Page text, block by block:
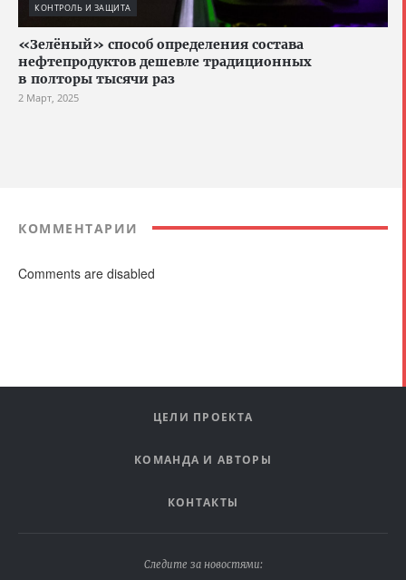
КОНТРОЛЬ И ЗАЩИТА
«Зелёный» способ определения состава
нефтепродуктов дешевле традиционных
в полторы тысячи раз
2 Март, 2025
КОММЕНТАРИИ
Comments are disabled
ЦЕЛИ ПРОЕКТА
КОМАНДА И АВТОРЫ
КОНТАКТЫ
Следите за новостями: